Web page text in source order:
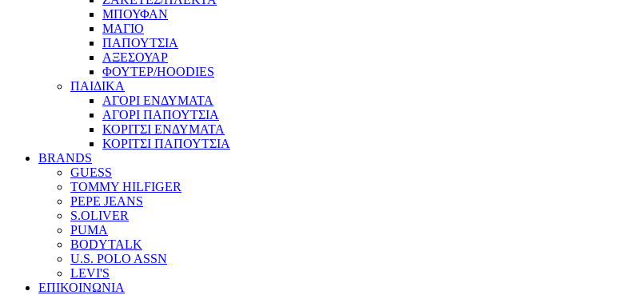
ΜΠΟΥΦΑΝ
ΜΑΓΙΟ
ΠΑΠΟΥΤΣΙΑ
ΑΞΕΣΟΥΑΡ
ΦΟΥΤΕΡ/HOODIES
ΠΑΙΔΙΚΑ
ΑΓΟΡΙ ΕΝΔΥΜΑΤΑ
ΑΓΟΡΙ ΠΑΠΟΥΤΣΙΑ
ΚΟΡΙΤΣΙ ΕΝΔΥΜΑΤΑ
ΚΟΡΙΤΣΙ ΠΑΠΟΥΤΣΙΑ
BRANDS
GUESS
TOMMY HILFIGER
PEPE JEANS
S.OLIVER
PUMA
BODYTALK
U.S. POLO ASSN
LEVI'S
ΕΠΙΚΟΙΝΩΝΙΑ